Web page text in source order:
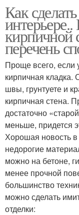
Как
кирпичной
перечень
Проще всего, если
кирпичная кладка.
швы, грунтуете и
кирпичная стена.
достаточно
меньше, придется
Хорошая новость в
недорогие
можно на бетоне,
менее прочной
большинство
можно сделать
отделки: